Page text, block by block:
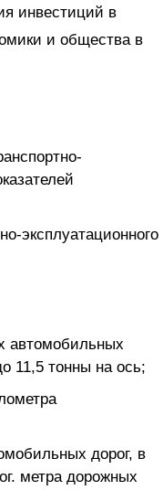
инвестиций в
и общества в
эксплуатационного
автомобильных
11,5 тонны на ось;
дорог, в
метра дорожных